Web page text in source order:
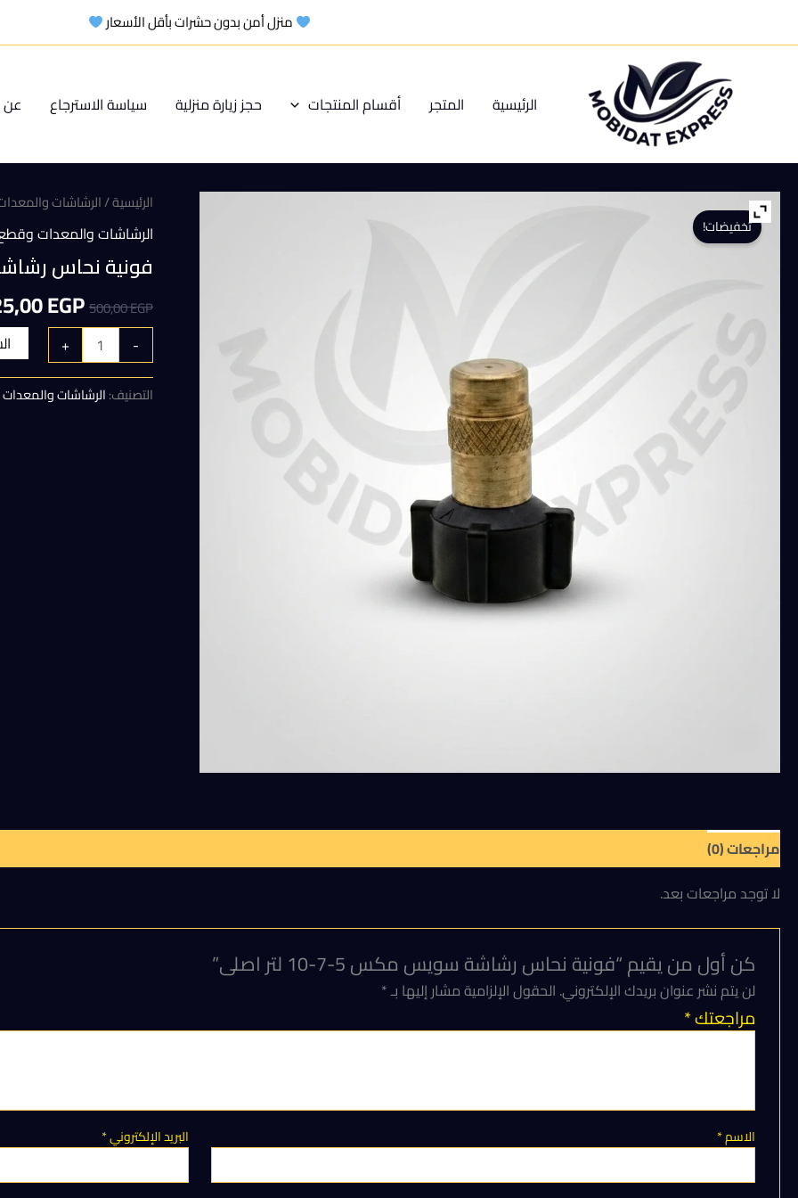
منزل أمن بدون حشرات بأقل الأسعار
الرئيسية المتجر أقسام المنتجات حجز زيارة منزلية سياسة الاسترجاع عن
تخفيضات!
الرئيسية/الرشاشات
الرشاشات والمعدات وقطع
فونية نحاس رشاشة
500,00EGP
السعر
الأصلي
هو:
500,00 EGP.
EGP
-
+
التصنيف:الرشاشات والمعدات
مراجعات (0)
لا توجد مراجعات بعد.
كن أول من يقيم “فونية نحاس رشاشة سويس مكس 5-7-10 لتر اصلى”
لن يتم نشر عنوان بريدك الإلكتروني. الحقول الإلزامية مشار إليها بـ*
مراجعتك*
الاسم* البريد الإلكتروني*